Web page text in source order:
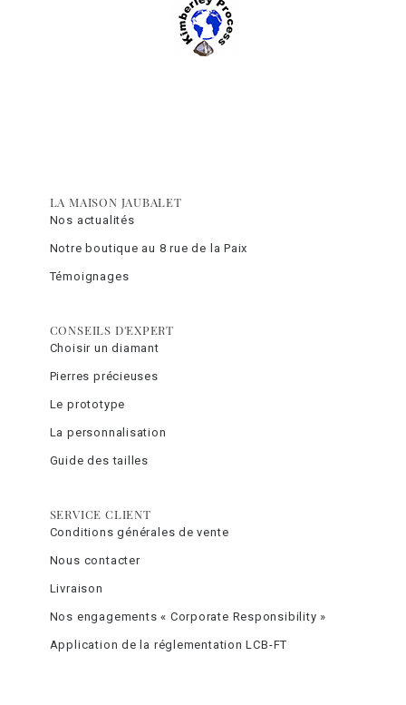
LA MAISON JAUBALET
Nos actualités
Notre boutique au 8 rue de la Paix
Témoignages
CONSEILS D'EXPERT
Choisir un diamant
Pierres précieuses
Le prototype
La personnalisation
Guide des tailles
SERVICE CLIENT
Conditions générales de vente
Nous contacter
Livraison
Nos engagements « Corporate Responsibility »
Application de la réglementation LCB-FT